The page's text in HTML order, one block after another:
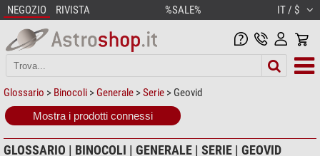
NEGOZIO RIVISTA %SALE% IT / $
Glossario > Binocoli > Generale >Serie > Geovid
Mostra i prodotti connessi
GLOSSARIO | BINOCOLI | GENERALE | SERIE | GEOVID